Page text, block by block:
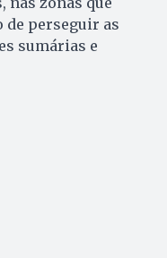
de perseguir as
sumárias e